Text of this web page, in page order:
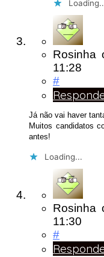
Rosinha
11:28
#
Já não vai haver
Muitos candidatos
antes!
Loading...
Rosinha
11:30
#